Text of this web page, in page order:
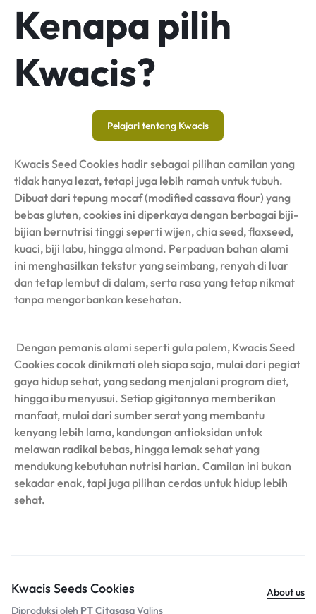
Kenapa pilih
Kwacis?
Pelajari tentang Kwacis
Kwacis Seed Cookies hadir sebagai pilihan camilan yang
tidak hanya lezat, tetapi juga lebih ramah untuk tubuh.
Dibuat dari tepung mocaf (modified cassava flour) yang
bebas gluten, cookies ini diperkaya dengan berbagai biji-
bijian bernutrisi tinggi seperti wijen, chia seed, flaxseed,
kuaci, biji labu, hingga almond. Perpaduan bahan alami
ini menghasilkan tekstur yang seimbang, renyah di luar
dan tetap lembut di dalam, serta rasa yang tetap nikmat
tanpa mengorbankan kesehatan.
Dengan pemanis alami seperti gula palem, Kwacis Seed
Cookies cocok dinikmati oleh siapa saja, mulai dari pegiat
gaya hidup sehat, yang sedang menjalani program diet,
hingga ibu menyusui. Setiap gigitannya memberikan
manfaat, mulai dari sumber serat yang membantu
kenyang lebih lama, kandungan antioksidan untuk
melawan radikal bebas, hingga lemak sehat yang
mendukung kebutuhan nutrisi harian. Camilan ini bukan
sekadar enak, tapi juga pilihan cerdas untuk hidup lebih
sehat.
Kwacis Seeds Cookies
About us
Diproduksi oleh PT CitasasaValins